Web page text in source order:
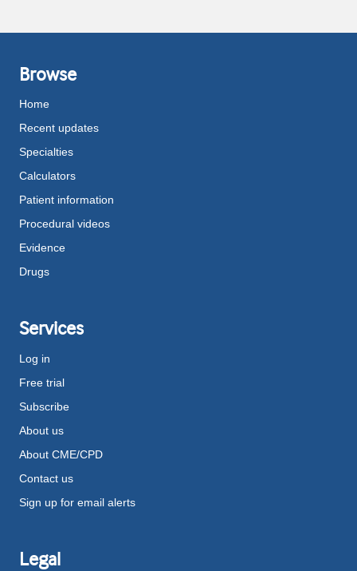
Browse
Home
Recent updates
Specialties
Calculators
Patient information
Procedural videos
Evidence
Drugs
Services
Log in
Free trial
Subscribe
About us
About CME/CPD
Contact us
Sign up for email alerts
Legal